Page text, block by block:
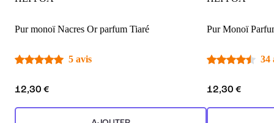
Pur monoï Nacres Or parfum Tiaré
5 avis
12,30 €
Pur Monoï
34
12,30 €